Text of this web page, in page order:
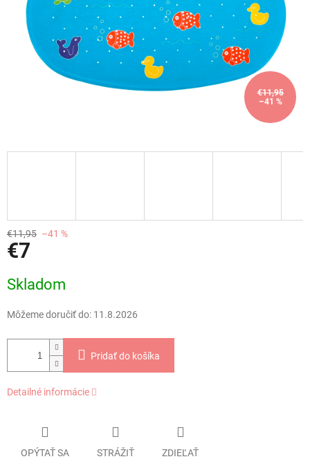
€11,95
–41 %
€11,95 –41 %
€7
cena:
Skladom
Môžeme doručiť do: 11.8.2026
Pridať do košíka
Detailné informácie
OPÝTAŤ SA STRÁŽIŤ ZDIEĽAŤ